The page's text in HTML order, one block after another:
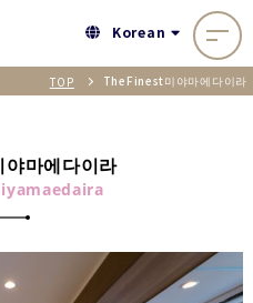
Korean
TOP TheFinest미야마에다이라
마에다이라